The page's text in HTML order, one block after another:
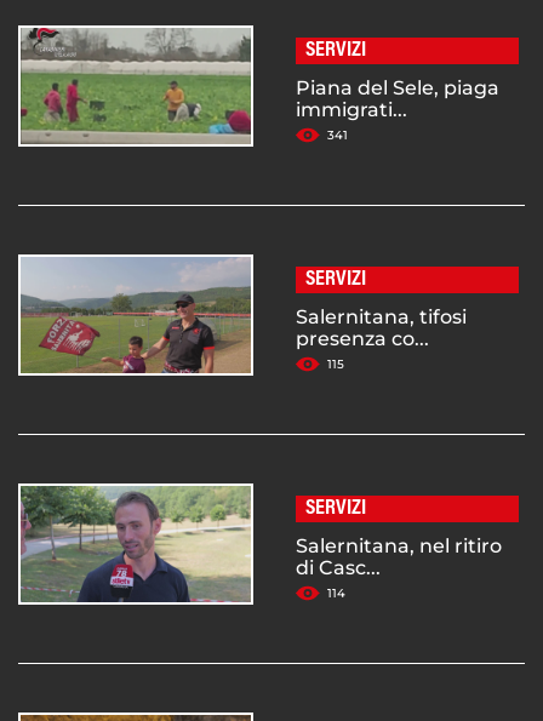
SERVIZI
Piana del Sele, piaga
immigrati...
341
SERVIZI
Salernitana, tifosi
presenza co...
115
SERVIZI
Salernitana, nel ritiro
di Casc...
114